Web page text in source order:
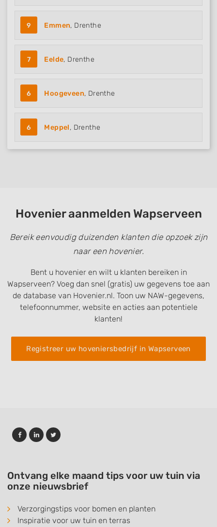
9 Emmen, Drenthe
7 Eelde, Drenthe
6 Hoogeveen, Drenthe
6 Meppel, Drenthe
Hovenier aanmelden Wapserveen
Bereik eenvoudig duizenden klanten die opzoek zijn
naar een hovenier.
Bent u hovenier en wilt u klanten bereiken in
Wapserveen? Voeg dan snel (gratis) uw gegevens toe aan
de database van Hovenier.nl. Toon uw NAW-gegevens,
telefoonnummer, website en acties aan potentiele
klanten!
Registreer uw hoveniersbedrijf in Wapserveen
Ontvang elke maand tips voor uw tuin via
onze nieuwsbrief
Verzorgingstips voor bomen en planten
Inspiratie voor uw tuin en terras